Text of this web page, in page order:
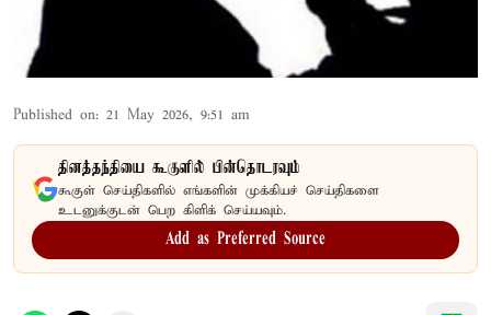
Published on: 21 May 2026, 9:51 am
தினத்தந்தியை கூகுளில் பின்தொடரவும்
கூகுள் செய்திகளில் எங்களின் முக்கியச் செய்திகளை
உடனுக்குடன் பெற கிளிக் செய்யவும்.
Add as Preferred Source